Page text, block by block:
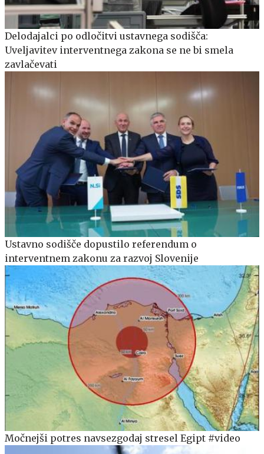
Delodajalci po odločitvi ustavnega sodišča:
Uveljavitev interventnega zakona se ne bi smela
zavlačevati
Ustavno sodišče dopustilo referendum o
interventnem zakonu za razvoj Slovenije
Močnejši potres navsezgodaj stresel Egipt #video